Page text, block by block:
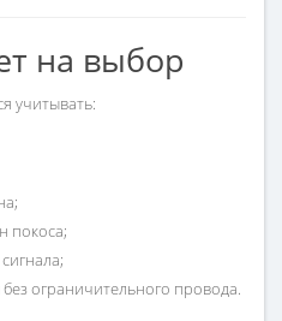
на выбор
учитывать:
покоса;
ограничительного провода.